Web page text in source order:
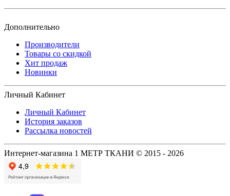
Дополнительно
Производители
Товары со скидкой
Хит продаж
Новинки
Личный Кабинет
Личный Кабинет
История заказов
Рассылка новостей
Интернет-магазина 1 МЕТР ТКАНИ © 2015 - 2026